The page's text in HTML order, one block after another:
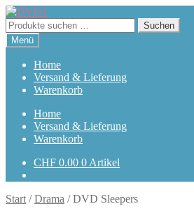
Zur
Navigation
springen
Zum
Inhalt
springen
Suchen
nach:
Suchen
Menü
Home
Versand & Lieferung
Warenkorb
Home
Versand & Lieferung
Warenkorb
CHF 0.00 0 Artikel
Start /Drama /DVD Sleepers